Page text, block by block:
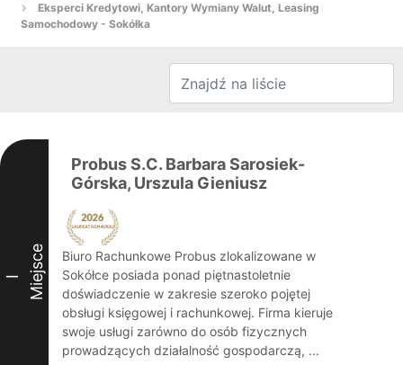
Eksperci Kredytowi, Kantory Wymiany Walut, Leasing
Samochodowy - Sokółka
I Miejsce
Probus S.C. Barbara Sarosiek-
Górska, Urszula Gieniusz
Biuro Rachunkowe Probus zlokalizowane w
Sokółce posiada ponad piętnastoletnie
doświadczenie w zakresie szeroko pojętej
obsługi księgowej i rachunkowej. Firma kieruje
swoje usługi zarówno do osób fizycznych
prowadzących działalność gospodarczą, ...